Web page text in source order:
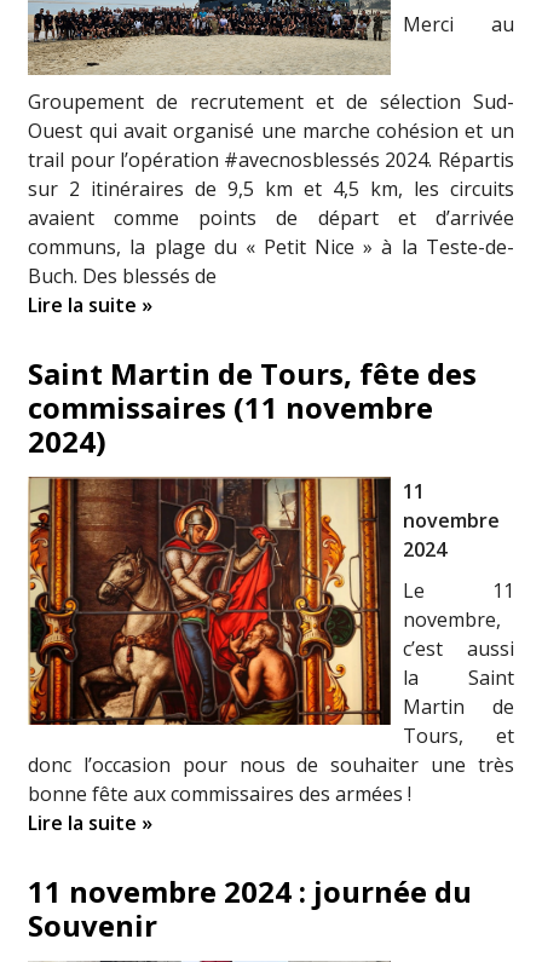
Merci au
Groupement de recrutement et de sélection Sud-
Ouest qui avait organisé une marche cohésion et un
trail pour l’opération #avecnosblessés 2024. Répartis
sur 2 itinéraires de 9,5 km et 4,5 km, les circuits
avaient comme points de départ et d’arrivée
communs, la plage du « Petit Nice » à la Teste-de-
Buch. Des blessés de
Lire la suite »
Saint Martin de Tours, fête des
commissaires (11 novembre
2024)
11
novembre
2024
Le 11
novembre,
c’est aussi
la Saint
Martin de
Tours, et
donc l’occasion pour nous de souhaiter une très
bonne fête aux commissaires des armées !
Lire la suite »
11 novembre 2024 : journée du
Souvenir